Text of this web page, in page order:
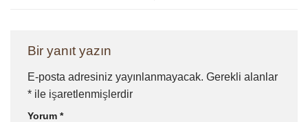
Bir yanıt yazın
E-posta adresiniz yayınlanmayacak. Gerekli alanlar
* ile işaretlenmişlerdir
Yorum *